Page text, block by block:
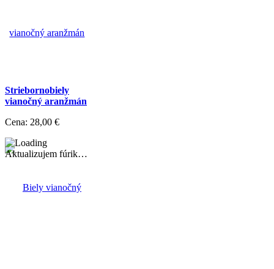
Striebornobiely
vianočný aranžmán
Cena: 28,00 €
Aktualizujem fúrik…